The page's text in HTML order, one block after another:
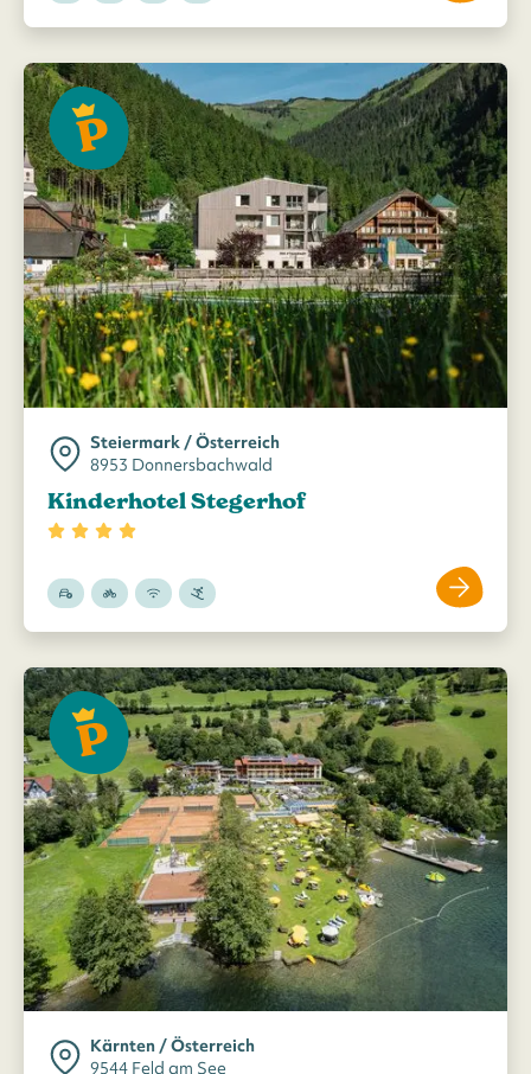
Steiermark / Österreich
8953 Donnersbachwald
Kinderhotel Stegerhof
Kärnten / Österreich
9544 Feld am See